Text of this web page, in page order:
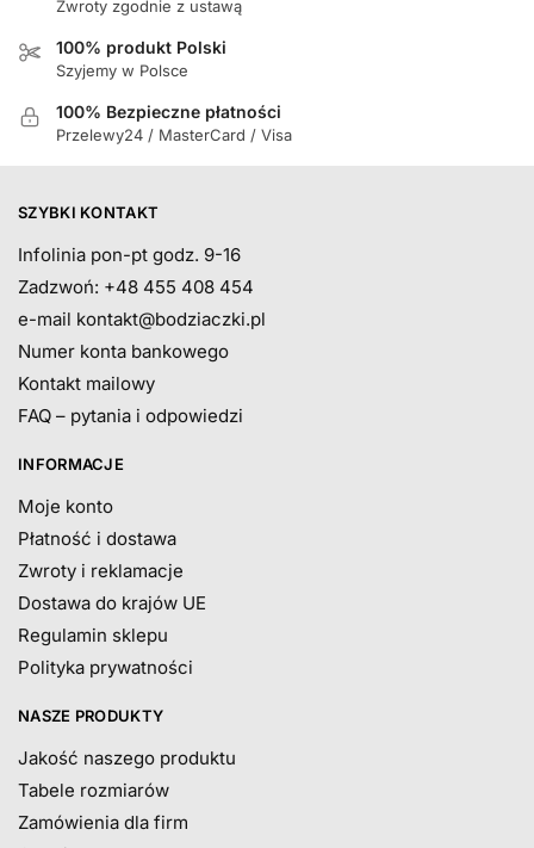
Zwroty zgodnie z ustawą
100% produkt Polski
Szyjemy w Polsce
100% Bezpieczne płatności
Przelewy24 / MasterCard / Visa
SZYBKI KONTAKT
Infolinia pon-pt godz. 9-16
Zadzwoń: +48 455 408 454
e-mail kontakt@bodziaczki.pl
Numer konta bankowego
Kontakt mailowy
FAQ – pytania i odpowiedzi
INFORMACJE
Moje konto
Płatność i dostawa
Zwroty i reklamacje
Dostawa do krajów UE
Regulamin sklepu
Polityka prywatności
NASZE PRODUKTY
Jakość naszego produktu
Tabele rozmiarów
Zamówienia dla firm